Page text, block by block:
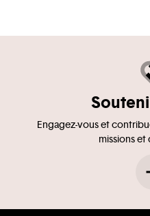
Engagez-vous et
missions et